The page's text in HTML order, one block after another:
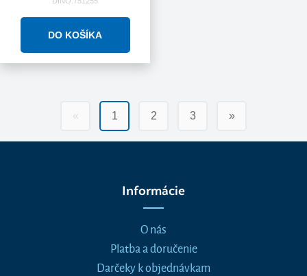
« 1 2 3 »
Informácie
O nás
Platba a doručenie
Darčeky k objednávkam